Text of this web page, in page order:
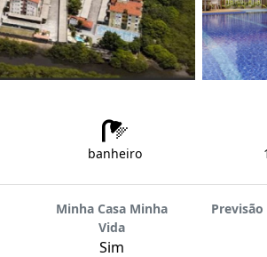
banheiro
Minha Casa Minha
Vida
Sim